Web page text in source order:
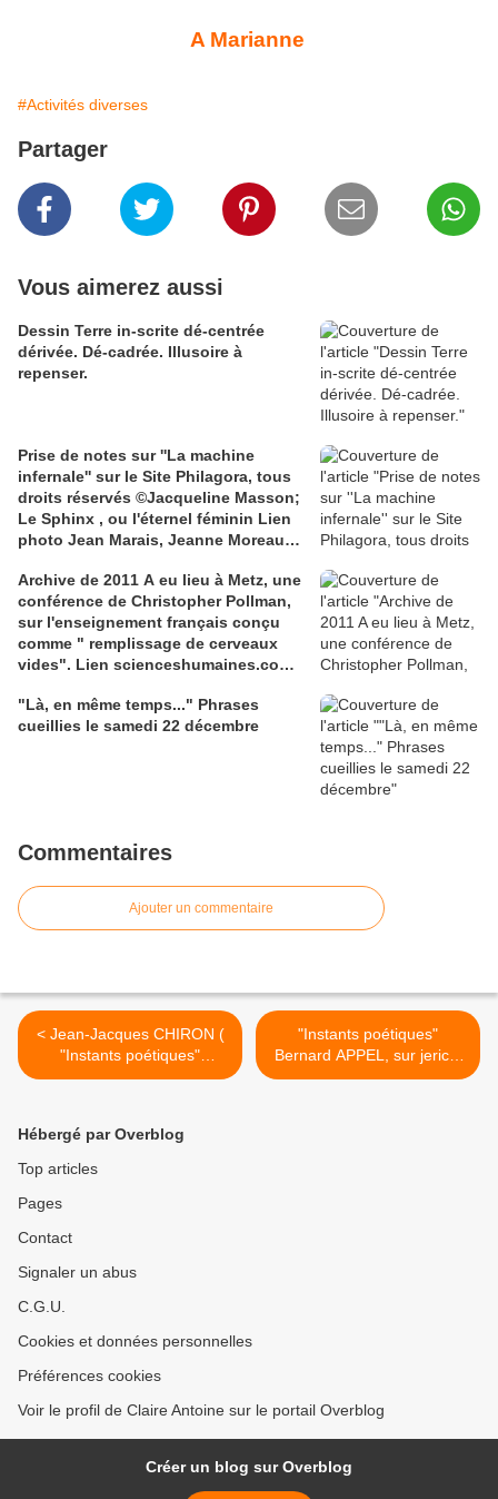
A Marianne
#Activités diverses
Partager
Vous aimerez aussi
Dessin Terre in-scrite dé-centrée
dérivée. Dé-cadrée. Illusoire à
repenser.
Prise de notes sur ''La machine
infernale'' sur le Site Philagora, tous
droits réservés ©Jacqueline Masson;
Le Sphinx , ou l'éternel féminin Lien
photo Jean Marais, Jeanne Moreau
Archive de 2011 A eu lieu à Metz, une
conférence de Christopher Pollman,
sur l'enseignement français conçu
comme " remplissage de cerveaux
vides". Lien scienceshumaines.com,
Léotard, ''Le dressage des élites...''
"Là, en même temps..." Phrases
cueillies le samedi 22 décembre
Commentaires
Ajouter un commentaire
< Jean-Jacques CHIRON (
"Instants poétiques"
diffusés le vendredi 27
"Instants poétiques"
Bernard APPEL, sur jerico.
>
Hébergé par Overblog
Top articles
Pages
Contact
Signaler un abus
C.G.U.
Cookies et données personnelles
Préférences cookies
Voir le profil de Claire Antoine sur le portail Overblog
Créer un blog sur Overblog